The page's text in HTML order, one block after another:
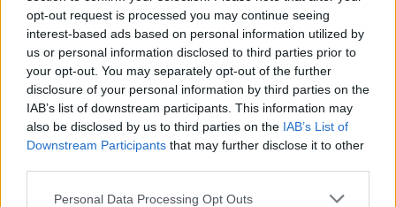
opt-out request is processed you may continue seeing
interest-based ads based on personal information utilized by
us or personal information disclosed to third parties prior to
your opt-out. You may separately opt-out of the further
disclosure of your personal information by third parties on the
IAB’s list of downstream participants. This information may
also be disclosed by us to third parties on the IAB’s List of
Downstream Participants that may further disclose it to other
Personal Data Processing Opt Outs
Krimi
Každý sedmý řidič měl problém. Policie
při víkendové akci na Příbramsku odhalila
30 přestupků
Čtvrtina řidičů při kontrole na Příbramsku
neobstála. Policie o prázdninách zpřísní
dohled na silnicích